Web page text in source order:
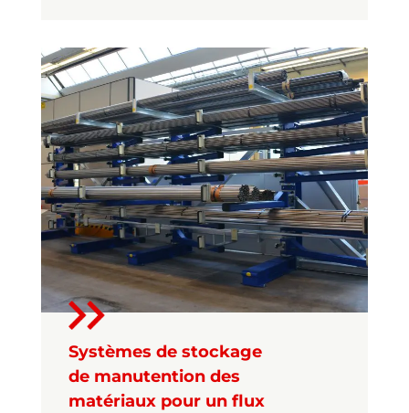
Systèmes de stockage
de manutention des
matériaux pour un flux